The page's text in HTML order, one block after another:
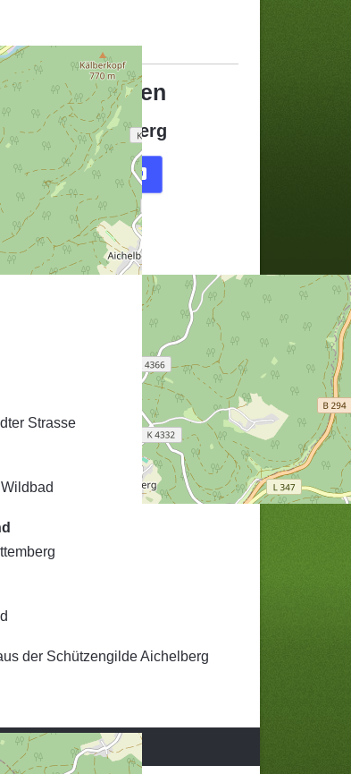
Aichelberg
Routenplaner
Strasse
der Schützengilde Aichelberg